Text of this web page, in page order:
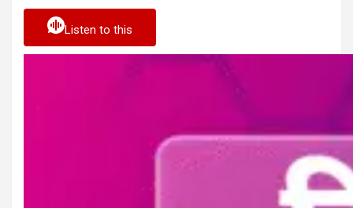
Listen to this